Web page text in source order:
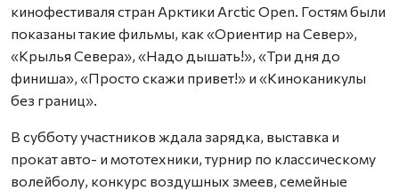
кинофестиваля стран Арктики Arctic Open. Гостям были
показаны такие фильмы, как «Ориентир на Север»,
«Крылья Севера», «Надо дышать!», «Три дня до
финиша», «Просто скажи привет!» и «Киноканикулы
без границ».
В субботу участников ждала зарядка, выставка и
прокат авто- и мототехники, турнир по классическому
волейболу, конкурс воздушных змеев, семейные